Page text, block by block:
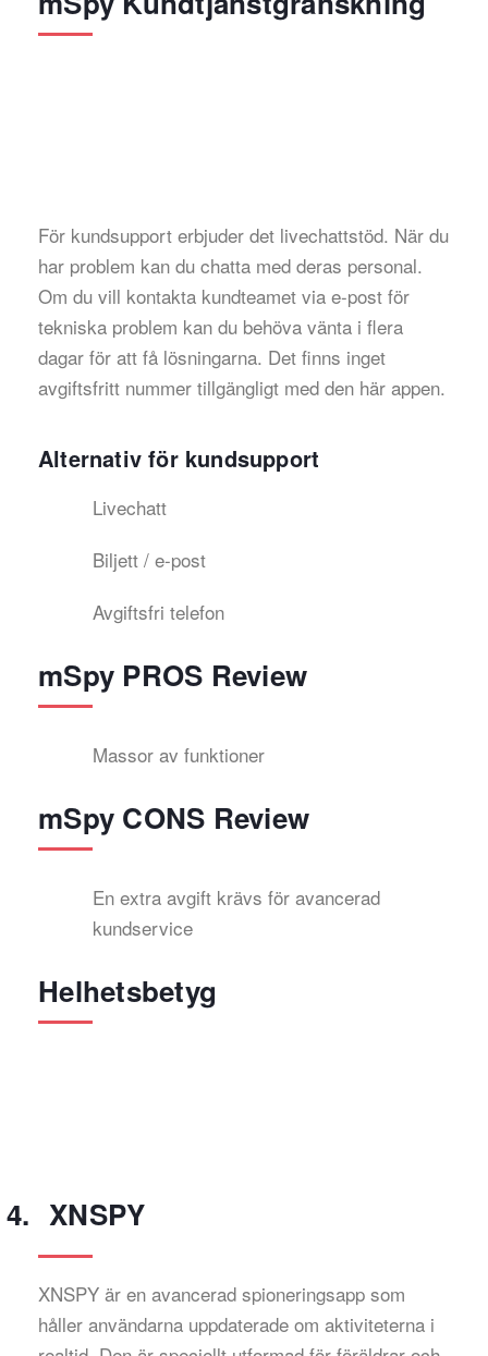
För kundsupport erbjuder det livechattstöd. När du
har problem kan du chatta med deras personal.
Om du vill kontakta kundteamet via e-post för
tekniska problem kan du behöva vänta i flera
dagar för att få lösningarna. Det finns inget
avgiftsfritt nummer tillgängligt med den här appen.
Alternativ för kundsupport
Livechatt
Biljett / e-post
Avgiftsfri telefon
mSpy PROS Review
Massor av funktioner
mSpy CONS Review
En extra avgift krävs för avancerad
kundservice
Helhetsbetyg
XNSPY
XNSPY är en avancerad spioneringsapp som
håller användarna uppdaterade om aktiviteterna i